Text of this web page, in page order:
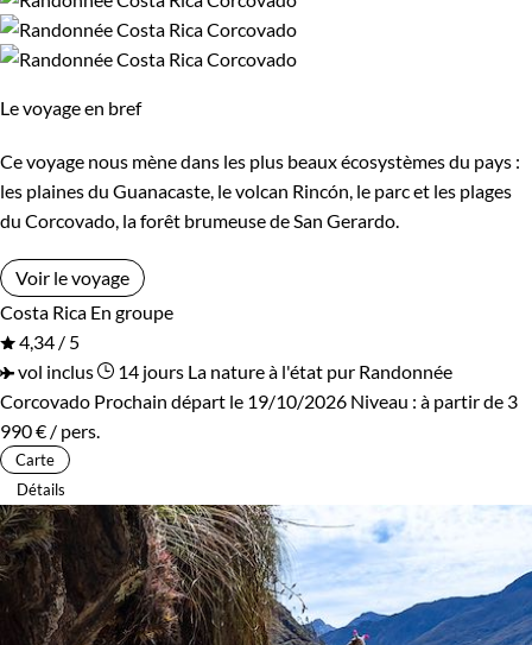
Norvège Ouganda
Ouzbekistan
Serbie Spitzberg
Tadjikistan Tanzanie
Zimbabwe
De 1 250 à 2 000 € De 2 000 à 3 000 €
Plus de 3 000 €
Âge des enfants
Les 2/5 ans Les 6/9 ans
Les 10/13 ans
Confort
Bivouac, sous tente Refuge, gîte, dortoir
Le voyage en bref
Ce voyage nous mène dans les plus beaux écosystèmes du pays :
les plaines du Guanacaste, le volcan Rincón, le parc et les plages
du Corcovado, la forêt brumeuse de San Gerardo.
Voir le voyage
Costa Rica En groupe
4,34 / 5
vol inclus
14 jours La nature à l'état pur Randonnée
Corcovado Prochain départ le 19/10/2026 Niveau : à partir de 3
990 € / pers.
Carte
Détails